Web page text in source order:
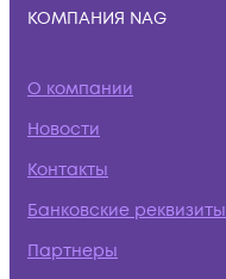
КОМПАНИЯ NAG
О компании
Новости
Контакты
Банковские реквизиты
Партнеры